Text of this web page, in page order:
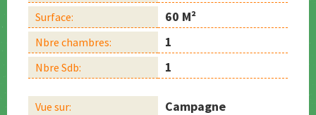
Surface: 60 M²
Nbre chambres: 1
Nbre Sdb: 1
Vue sur: Campagne